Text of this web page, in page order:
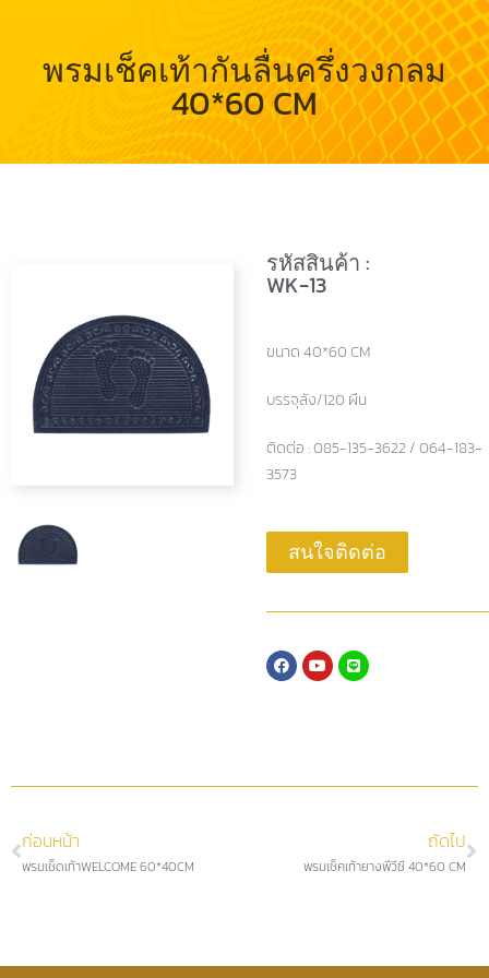
พรมเช็คเท้ากันลื่นครึ่งวงกลม
40*60 CM
รหัสสินค้า :
WK-13
ขนาด 40*60 CM
บรรจุลัง/120 ผืน
ติดต่อ : 085-135-3622 / 064-183-
3573
สนใจติดต่อ
ก่อนหน้า
พรมเช็ดเท้าWELCOME 60*40CM
ถัดไป
พรมเช็คเท้ายางพีวีซี 40*60 CM